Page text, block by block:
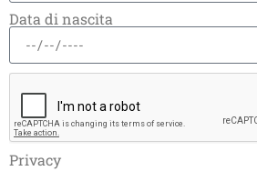
Data di nascita
Privacy